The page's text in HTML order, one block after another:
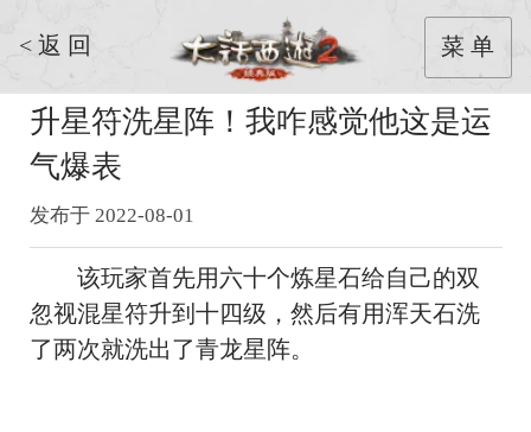
< 返 回 菜 单
升星符洗星阵！我咋感觉他这是运
气爆表
发布于 2022-08-01
该玩家首先用六十个炼星石给自己的双
忽视混星符升到十四级，然后有用浑天石洗
了两次就洗出了青龙星阵。